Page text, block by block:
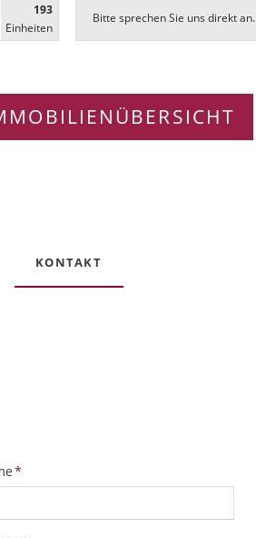
193
Ein­heiten
Bitte sprechen Sie uns direkt an.
KONTAKT
*